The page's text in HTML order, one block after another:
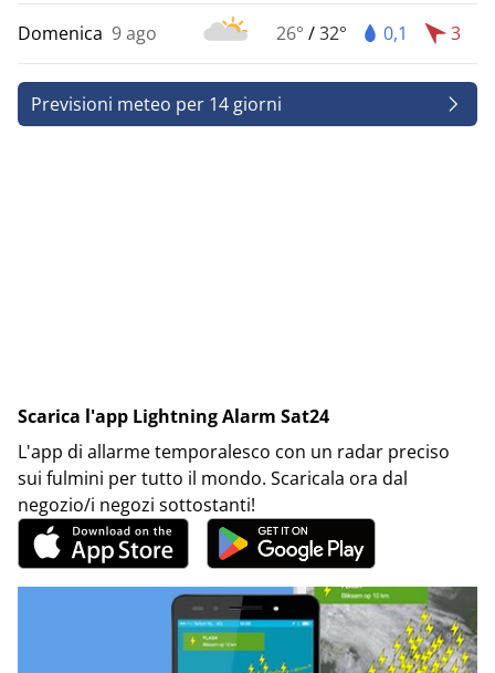
Domenica 9 ago 26° /32° 0,1 3
Previsioni meteo per 14 giorni
Scarica l'app Lightning Alarm Sat24
L'app di allarme temporalesco con un radar preciso
sui fulmini per tutto il mondo. Scaricala ora dal
negozio/i negozi sottostanti!